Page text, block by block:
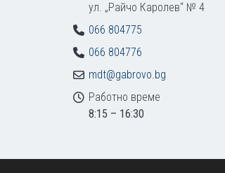
ул. „Райчо Каролев“ № 4
066 804775
066 804776
mdt@gabrovo.bg
Работно време
8:15 – 16:30